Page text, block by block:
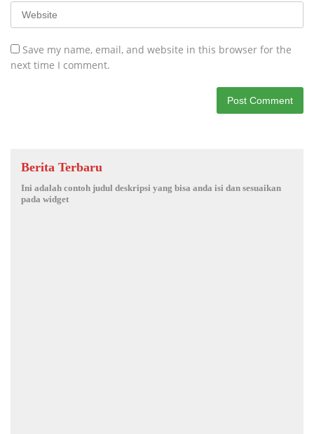
Save my name, email, and website in this browser for the
next time I comment.
Berita Terbaru
Ini adalah contoh judul deskripsi yang bisa anda isi dan sesuaikan
pada widget